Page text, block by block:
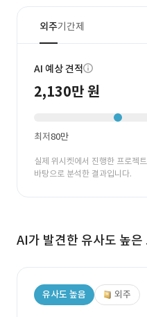
외주기간제
AI 예상 견적
2,130만 원
최저80만
실제 위시켓에서 진행한 프로젝
바탕으로 분석한 결과입니다.
AI가 발견한 유사도 높
유사도 높음 외주